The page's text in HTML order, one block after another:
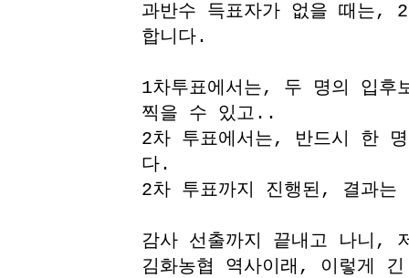
과반수 득표자가 없을 때는,
합니다.
1차투표에서는, 두 명의 입후
찍을 수 있고..
2차 투표에서는, 반드시 한
다.
2차 투표까지 진행된, 결과는
감사 선출까지 끝내고 나니,
김화농협 역사이래, 이렇게